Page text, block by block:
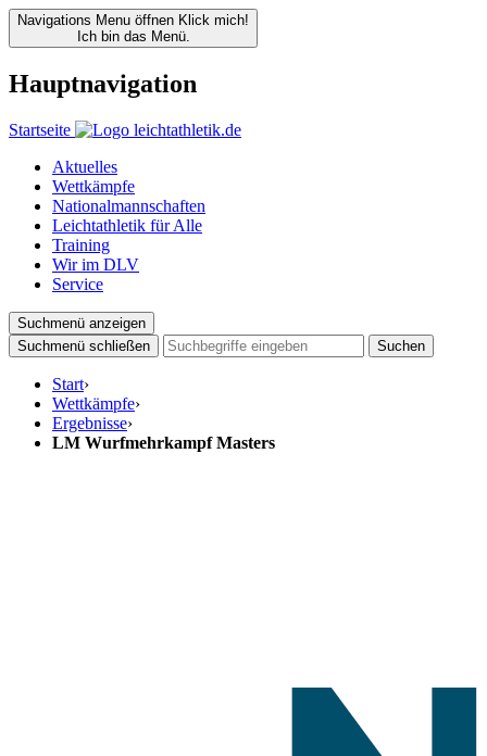
Navigations Menu öffnen Klick mich!
Ich bin das Menü.
Hauptnavigation
Startseite
Aktuelles
Wettkämpfe
Nationalmannschaften
Leichtathletik für Alle
Training
Wir im DLV
Service
Suchmenü anzeigen
Suchmenü schließen
Suchen
Start›
Wettkämpfe›
Ergebnisse›
LM Wurfmehrkampf Masters